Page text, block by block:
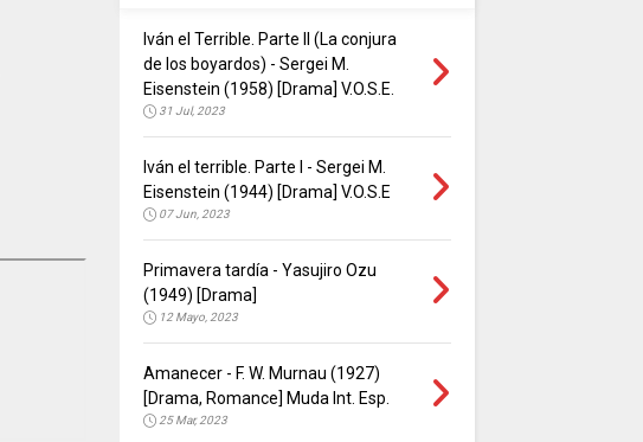
Iván el Terrible. Parte II (La conjura
de los boyardos) - Sergei M.
Eisenstein (1958) [Drama] V.O.S.E.
31 Jul, 2023
Iván el terrible. Parte I - Sergei M.
Eisenstein (1944) [Drama] V.O.S.E
07 Jun, 2023
Primavera tardía - Yasujiro Ozu
(1949) [Drama]
12 Mayo, 2023
Amanecer - F. W. Murnau (1927)
[Drama, Romance] Muda Int. Esp.
25 Mar, 2023